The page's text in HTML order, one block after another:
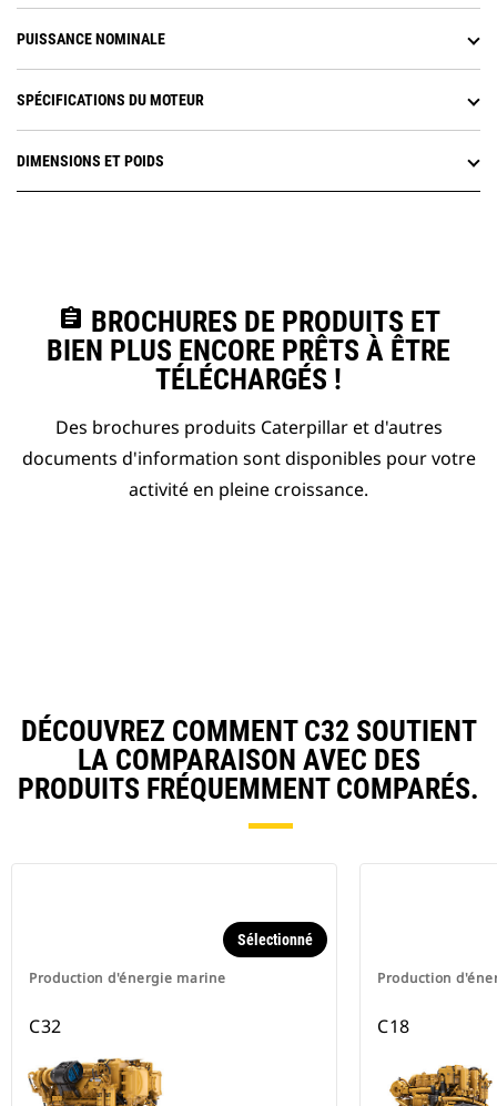
PUISSANCE NOMINALE
SPÉCIFICATIONS DU MOTEUR
DIMENSIONS ET POIDS
assignment BROCHURES DE PRODUITS ET
BIEN PLUS ENCORE PRÊTS À ÊTRE
TÉLÉCHARGÉS !
Des brochures produits Caterpillar et d'autres
documents d'information sont disponibles pour votre
activité en pleine croissance.
DÉCOUVREZ COMMENT C32 SOUTIENT
LA COMPARAISON AVEC DES
PRODUITS FRÉQUEMMENT COMPARÉS.
Production d'énergie marine
Sélectionné
C32
Production
C18